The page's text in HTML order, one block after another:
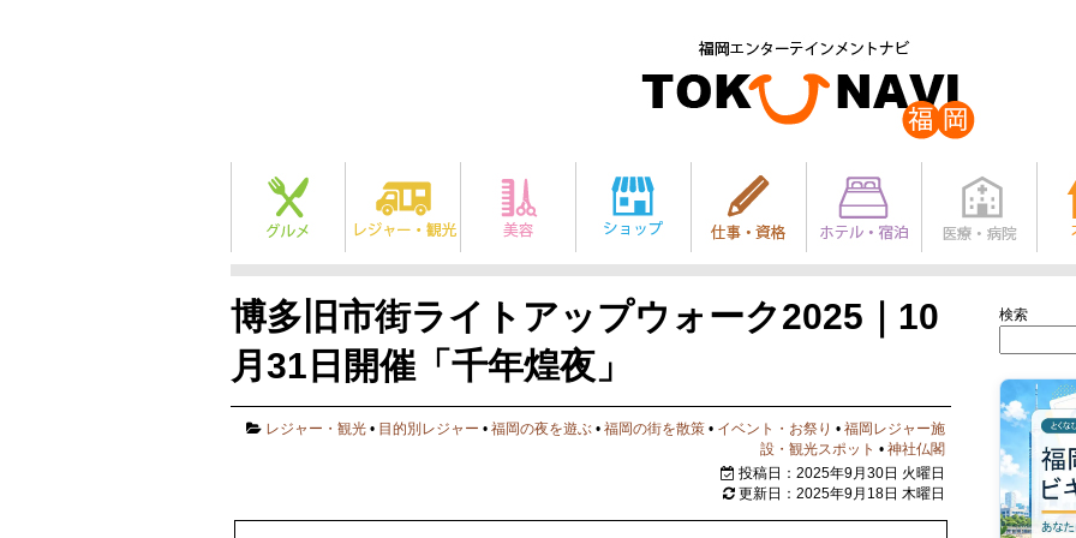
博多旧市街ライトアップウォーク2025｜10
月31日開催「千年煌夜」
レジャー・観光 • 目的別レジャー • 福岡の夜を遊ぶ • 福岡の街を散策 • イベント・お祭り • 福岡レジャー施
設・観光スポット • 神社仏閣
投稿日：2025年9月30日 火曜日
更新日：2025年9月18日 木曜日
検索